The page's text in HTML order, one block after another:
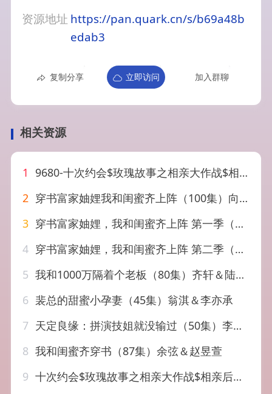
资源地址 https://pan.quark.cn/s/b69a48b
edab3
复制分享 立即访问 加入群聊
相关资源
1
9680-十次约会$玫瑰故事之相亲大作战$相亲后，我和傅总的十次约会（79集）杨洁&张韫韬
2 穿书富家妯娌我和闺蜜齐上阵（100集）向帅&林君怡&何雨洋&贺灵榣
3 穿书富家妯娌，我和闺蜜齐上阵 第一季（100集）向帅&林君怡&何雨洋&贺灵榣
4 穿书富家妯娌，我和闺蜜齐上阵 第二季（96集）何雨洋&贺灵榣
5 我和1000万隔着个老板（80集）齐轩＆陆恩馨
6 裴总的甜蜜小孕妻（45集）翁淇＆李亦承
7 天定良缘：拼演技姐就没输过（50集）李晨曦
8 我和闺蜜齐穿书（87集）余弦＆赵昱萱
9 十次约会$玫瑰故事之相亲大作战$相亲后，我和傅总的十次约会（79集）杨洁&张韫韬